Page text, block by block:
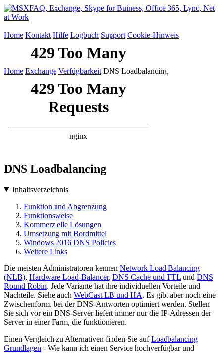
Home Kontakt Hilfe Logbuch Support Cookie-Hinweis
Home Exchange Verfügbarkeit DNS Loadbalancing
DNS Loadbalancing
Inhaltsverzeichnis
Funktion und Abgrenzung
Funktionsweise
Kommerzielle Lösungen
Umsetzung mit Bordmittel
Windows 2016 DNS Policies
Weitere Links
Die meisten Administratoren kennen Network Load Balancing
(NLB), Hardware Load-Balancer, DNS Cache und TTL und DNS
Round Robin. Jede Variante hat ihre individuellen Vorteile und
Nachteile. Siehe auch WebCast LB und HA. Es gibt aber noch eine
Zwischenform. bei der DNS-Antworten optimiert werden. Stellen
Sie sich vor ein DNS-Server liefert immer nur die IP-Adressen der
Server in einer Farm, die funktionieren.
Einen Vergleich zu Alternativen finden Sie aufLoadbalancing
Grundlagen - Wie kann ich einen Service hochverfügbar und